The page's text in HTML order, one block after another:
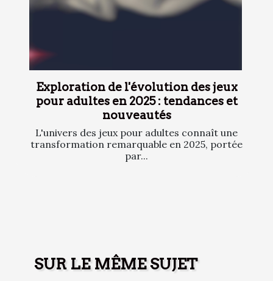
Exploration de l'évolution des jeux
pour adultes en 2025 : tendances et
nouveautés
L'univers des jeux pour adultes connaît une
transformation remarquable en 2025, portée
par...
SUR LE MÊME SUJET